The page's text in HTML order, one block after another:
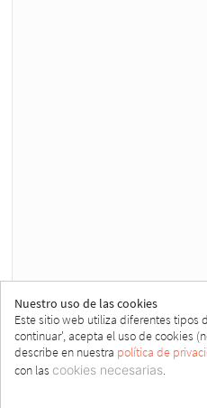
Nuestro uso de las cookies
Este sitio web utiliza diferentes tipos
continuar', acepta el uso de cookies
describe en nuestra política de
con las cookies necesarias.